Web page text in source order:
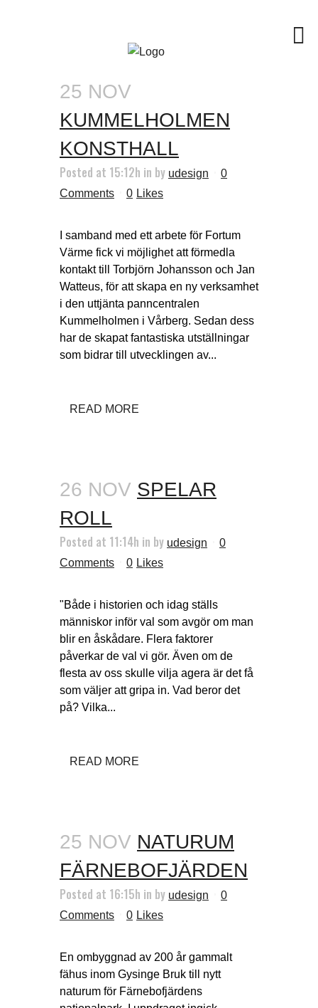
25 NOV
KUMMELHOLMEN
KONSTHALL
Posted at 15:12h in by udesign
0
Comments
0 Likes
I samband med ett arbete för Fortum
Värme fick vi möjlighet att förmedla
kontakt till Torbjörn Johansson och Jan
Watteus, för att skapa en ny verksamhet
i den uttjänta panncentralen
Kummelholmen i Vårberg. Sedan dess
har de skapat fantastiska utställningar
som bidrar till utvecklingen av...
READ MORE
26 NOV SPELAR
ROLL
Posted at 11:14h in by udesign
0
Comments
0 Likes
"Både i historien och idag ställs
människor inför val som avgör om man
blir en åskådare. Flera faktorer
påverkar de val vi gör. Även om de
flesta av oss skulle vilja agera är det få
som väljer att gripa in. Vad beror det
på? Vilka...
READ MORE
25 NOV NATURUM
FÄRNEBOFJÄRDEN
Posted at 16:15h in by udesign
0
Comments
0 Likes
En ombyggnad av 200 år gammalt
fähus inom Gysinge Bruk till nytt
naturum för Färnebofjärdens